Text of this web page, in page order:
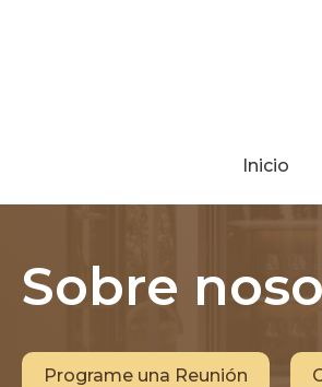
Inicio
Sobre
Programe una Reunión